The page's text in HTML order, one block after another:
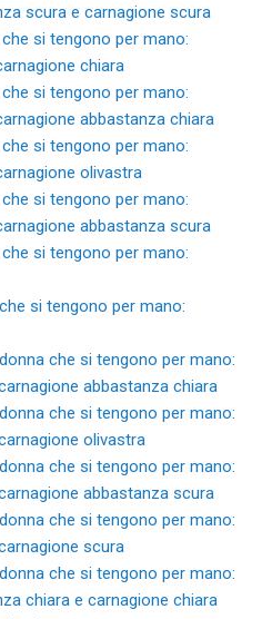
scura e carnagione scura
si tengono per mano:
chiara
si tengono per mano:
abbastanza chiara
si tengono per mano:
olivastra
si tengono per mano:
abbastanza scura
si tengono per mano:
si tengono per mano:
che si tengono per mano:
abbastanza chiara
che si tengono per mano:
olivastra
che si tengono per mano:
abbastanza scura
che si tengono per mano:
scura
che si tengono per mano:
chiara e carnagione chiara